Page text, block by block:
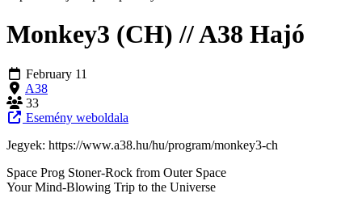
Monkey3 (CH) // A38 Hajó
February 11
A38
33
Esemény weboldala
Jegyek: https://www.a38.hu/hu/program/monkey3-ch
Space Prog Stoner-Rock from Outer Space
Your Mind-Blowing Trip to the Universe